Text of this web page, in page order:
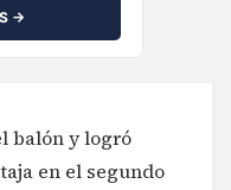
→
balón y logró
en el segundo